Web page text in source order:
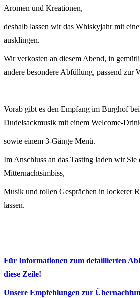
Aromen und Kreationen,
deshalb lassen wir das Whiskyjahr mit
ausklingen.
Wir verkosten an diesem Abend, in
andere besondere Abfüllung, passend zur
Vorab gibt es den Empfang im Burghof
Dudelsackmusik mit einem Welcome-
sowie einem 3-Gänge Menü.
Im Anschluss an das Tasting laden wir Sie
Mitternachtsimbiss,
Musik und tollen Gesprächen in lockerer
lassen.
Für Informationen zum detaillierten
diese Zeile!
Unsere Empfehlungen zur